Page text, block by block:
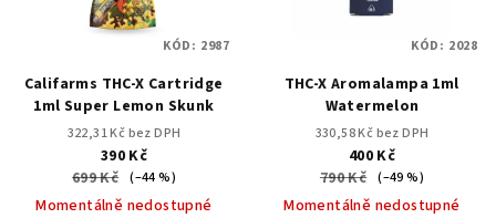
Califarms THC-X Cartridge
1ml Super Lemon Skunk
322,31 Kč bez DPH
390 Kč
699 Kč (–44 %)
Momentálně nedostupné
KÓD: 2987
THC-X Aromalampa 1ml
Watermelon
330,58 Kč bez DPH
400 Kč
790 Kč (–49 %)
Momentálně nedostupné
KÓD: 2028